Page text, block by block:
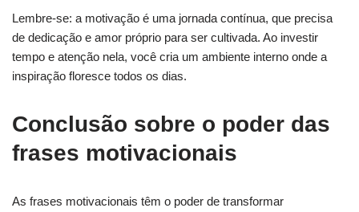
Lembre-se: a motivação é uma jornada contínua, que precisa
de dedicação e amor próprio para ser cultivada. Ao investir
tempo e atenção nela, você cria um ambiente interno onde a
inspiração floresce todos os dias.
Conclusão sobre o poder das
frases motivacionais
As frases motivacionais têm o poder de transformar